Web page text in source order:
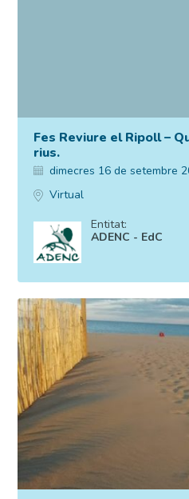
Fes Reviure el Ripoll –
rius.
dimecres 16 de setembre
Virtual
Entitat:
ADENC - EdC